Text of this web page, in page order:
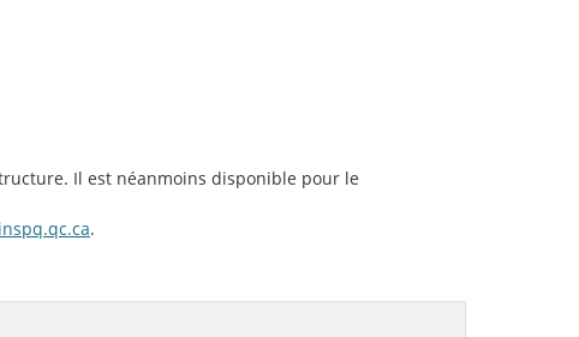
Il est néanmoins disponible pour le
.